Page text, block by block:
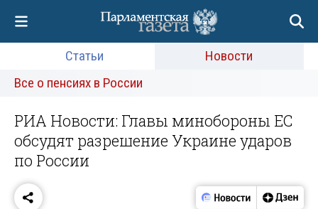
Статьи
Новости
Все о пенсиях в России
РИА Новости: Главы минобороны ЕС
обсудят разрешение Украине ударов
по России